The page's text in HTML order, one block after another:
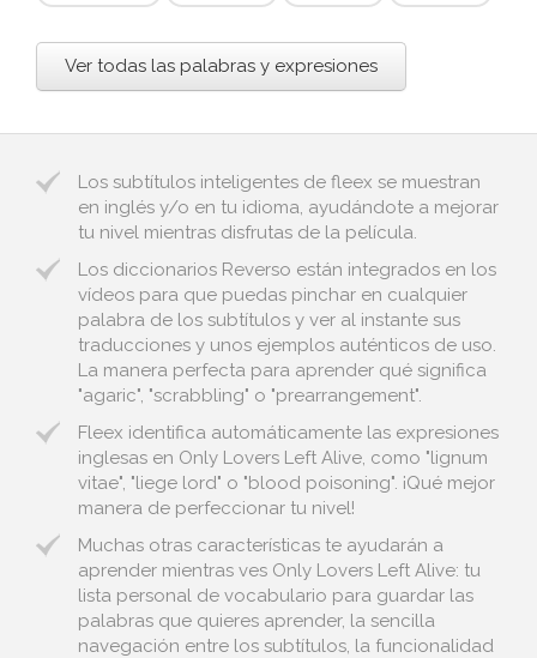
Ver todas las palabras y expresiones
Los subtítulos inteligentes de fleex se muestran
en inglés y/o en tu idioma, ayudándote a mejorar
tu nivel mientras disfrutas de la película.
Los diccionarios Reverso están integrados en los
vídeos para que puedas pinchar en cualquier
palabra de los subtítulos y ver al instante sus
traducciones y unos ejemplos auténticos de uso.
La manera perfecta para aprender qué significa
"agaric", "scrabbling" o "prearrangement".
Fleex identifica automáticamente las expresiones
inglesas en Only Lovers Left Alive, como "lignum
vitae", "liege lord" o "blood poisoning". ¡Qué mejor
manera de perfeccionar tu nivel!
Muchas otras características te ayudarán a
aprender mientras ves Only Lovers Left Alive: tu
lista personal de vocabulario para guardar las
palabras que quieres aprender, la sencilla
navegación entre los subtítulos, la funcionalidad